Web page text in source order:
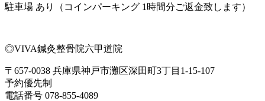
駐車場 あり（コインパーキング 1時間分ご返金致します）
◎VIVA鍼灸整骨院六甲道院
〒657-0038 兵庫県神戸市灘区深田町3丁目1-15-107
予約優先制
電話番号 078-855-4089